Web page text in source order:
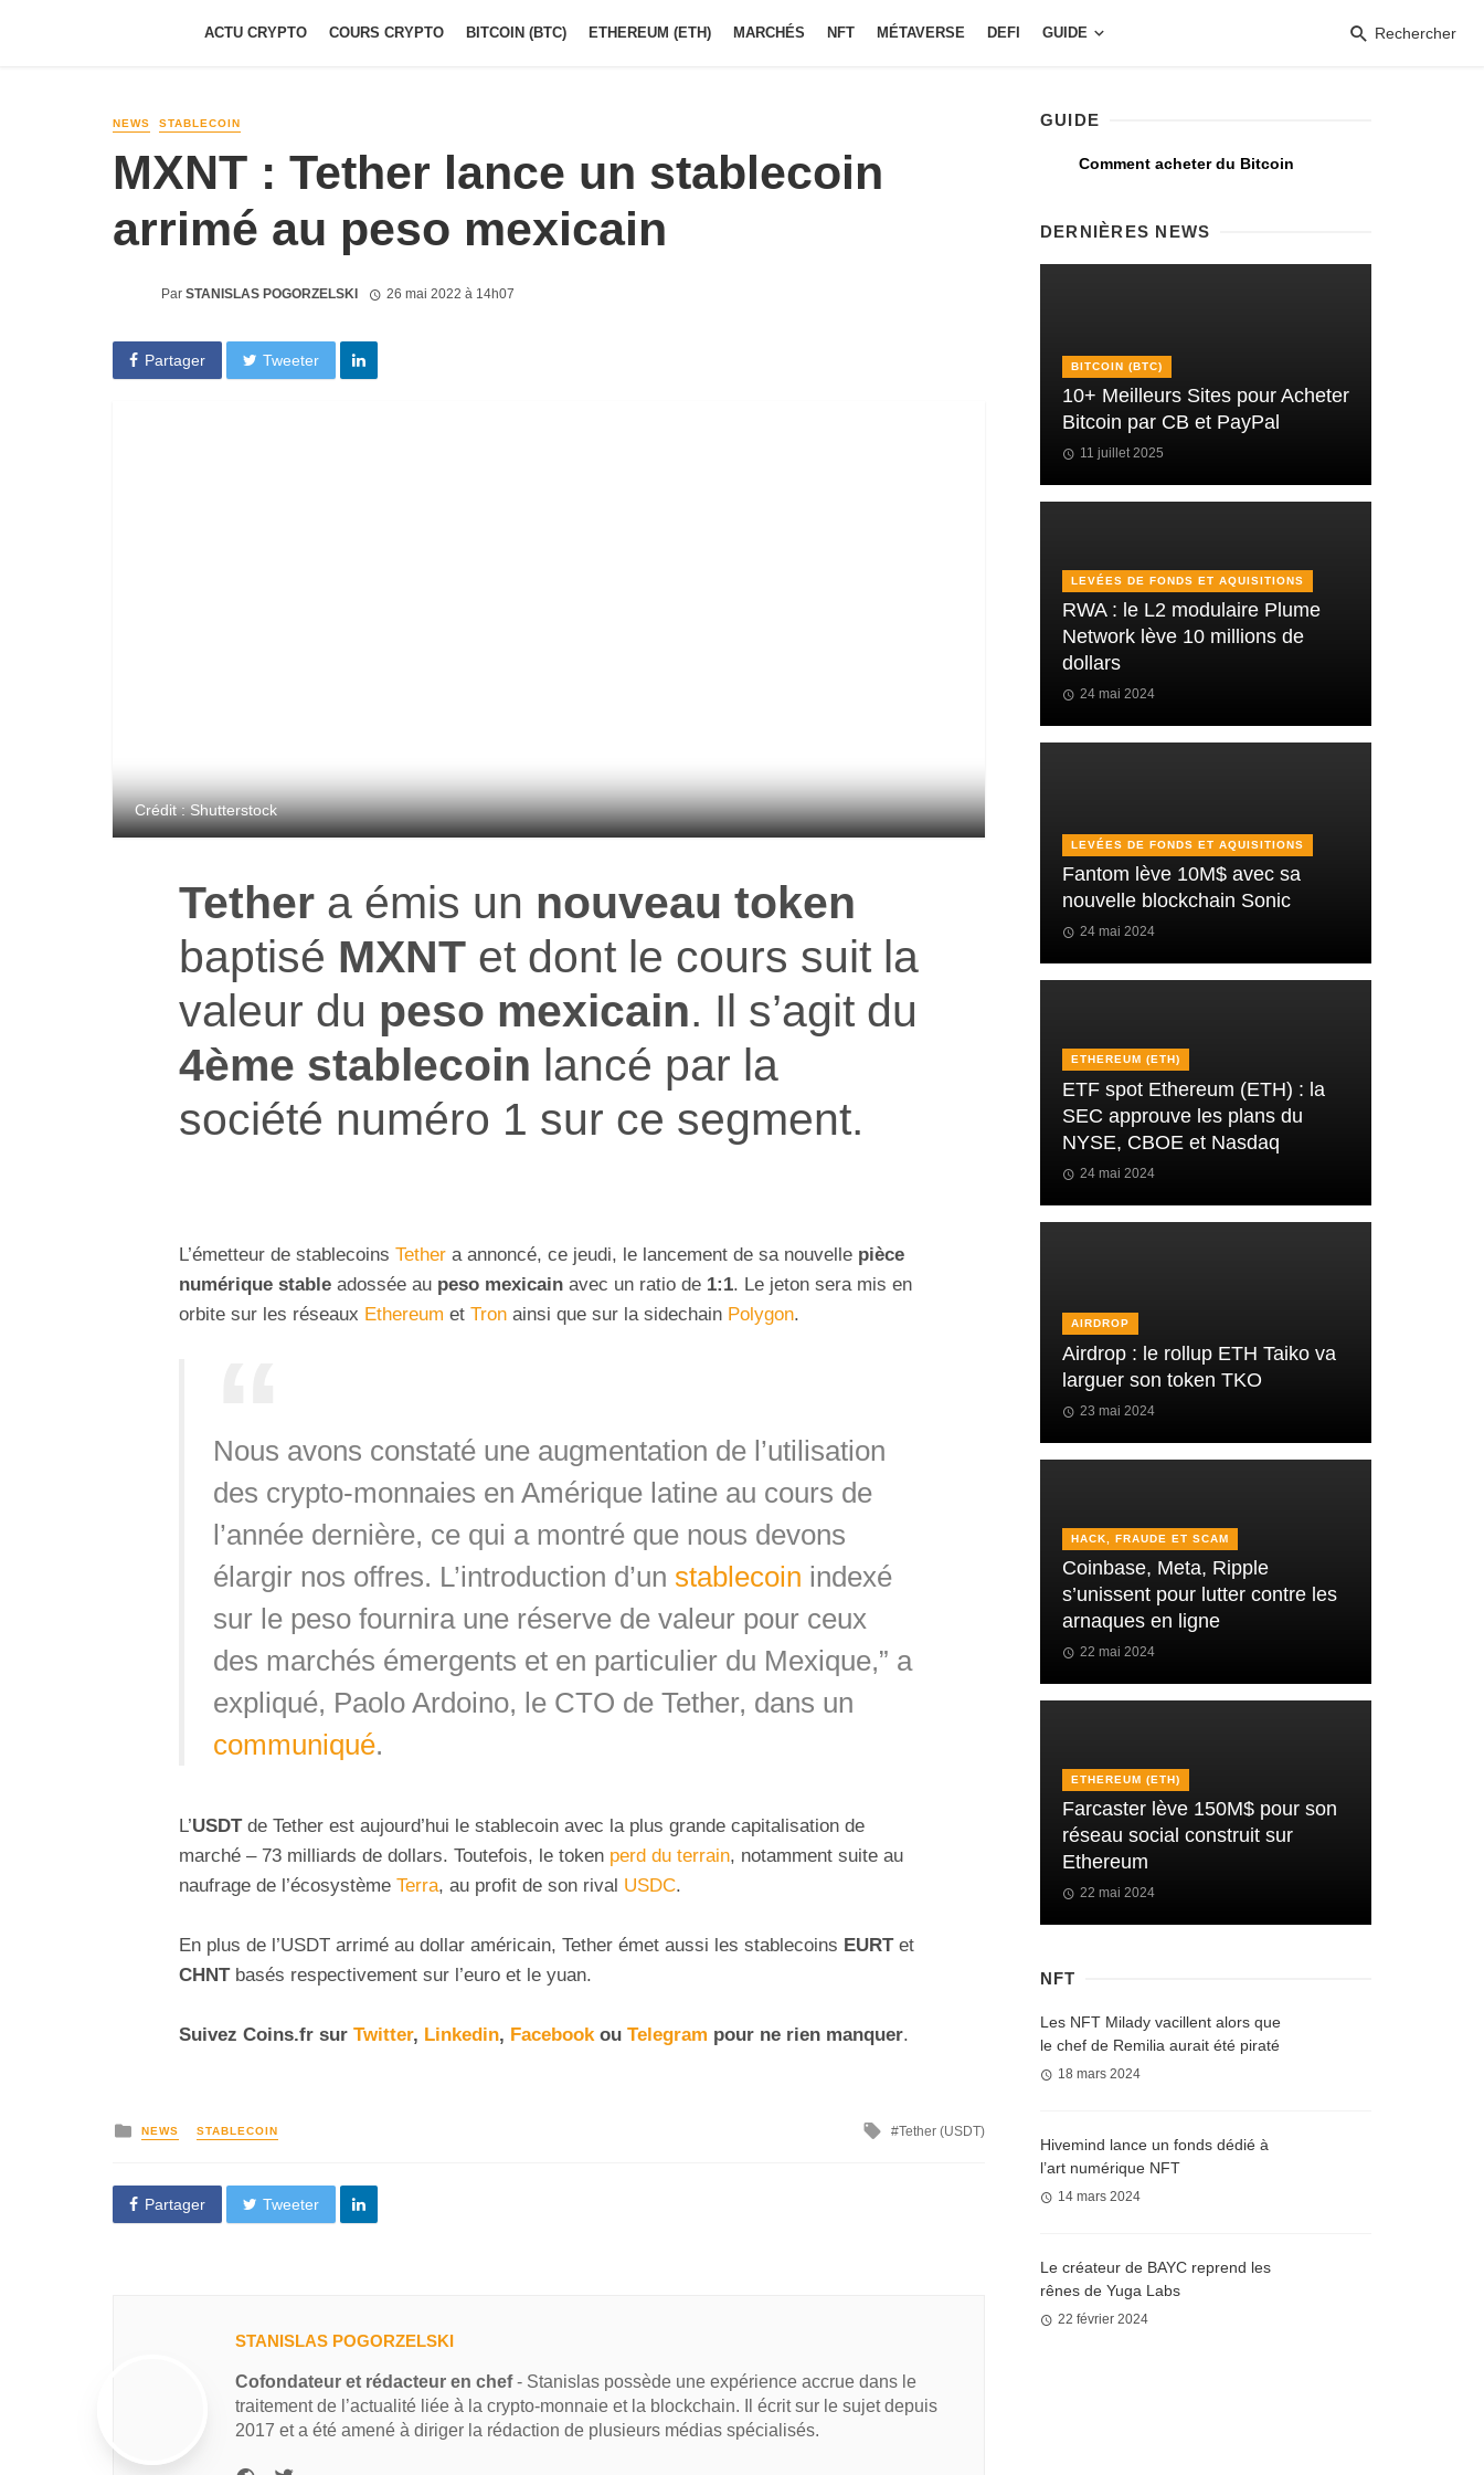
ACTU CRYPTO COURS CRYPTO BITCOIN (BTC) ETHEREUM (ETH) MARCHÉS NFT MÉTAVERSE DEFI GUIDE Rechercher
NEWS STABLECOIN
MXNT : Tether lance un stablecoin
arrimé au peso mexicain
Par STANISLAS POGORZELSKI 26 mai 2022 à 14h07
Partager Tweeter
Crédit : Shutterstock
Tether a émis un nouveau token
baptisé MXNT et dont le cours suit la
valeur du peso mexicain. Il s’agit du
4ème stablecoin lancé par la
société numéro 1 sur ce segment.
L’émetteur de stablecoins Tether a annoncé, ce jeudi, le lancement de sa nouvelle pièce
numérique stable adossée au peso mexicain avec un ratio de 1:1. Le jeton sera mis en
orbite sur les réseaux Ethereum et Tron ainsi que sur la sidechain Polygon.
Nous avons constaté une augmentation de l’utilisation
des crypto-monnaies en Amérique latine au cours de
l’année dernière, ce qui a montré que nous devons
élargir nos offres. L’introduction d’un stablecoin indexé
sur le peso fournira une réserve de valeur pour ceux
des marchés émergents et en particulier du Mexique,” a
expliqué, Paolo Ardoino, le CTO de Tether, dans un
communiqué.
L’USDTde Tether est aujourd’hui le stablecoin avec la plus grande capitalisation de
marché – 73 milliards de dollars. Toutefois, le token perd du terrain, notamment suite au
naufrage de l’écosystème Terra, au profit de son rival USDC.
En plus de l’USDT arrimé au dollar américain, Tether émet aussi les stablecoins EURTet
CHNTbasés respectivement sur l’euro et le yuan.
Suivez Coins.fr sur Twitter, Linkedin, Facebookou Telegram pour ne rien manquer.
NEWS STABLECOIN Tether (USDT)
Partager Tweeter
STANISLAS POGORZELSKI
Cofondateur et rédacteur en chef- Stanislas possède une expérience accrue dans le
traitement de l’actualité liée à la crypto-monnaie et la blockchain. Il écrit sur le sujet depuis
2017 et a été amené à diriger la rédaction de plusieurs médias spécialisés.
GUIDE
Comment acheter du Bitcoin
DERNIÈRES NEWS
BITCOIN (BTC)
10+ Meilleurs Sites pour Acheter
Bitcoin par CB et PayPal
11 juillet 2025
LEVÉES DE FONDS ET AQUISITIONS
RWA : le L2 modulaire Plume
Network lève 10 millions de
dollars
24 mai 2024
LEVÉES DE FONDS ET AQUISITIONS
Fantom lève 10M$ avec sa
nouvelle blockchain Sonic
24 mai 2024
ETHEREUM (ETH)
ETF spot Ethereum (ETH) : la
SEC approuve les plans du
NYSE, CBOE et Nasdaq
24 mai 2024
AIRDROP
Airdrop : le rollup ETH Taiko va
larguer son token TKO
23 mai 2024
HACK, FRAUDE ET SCAM
Coinbase, Meta, Ripple
s’unissent pour lutter contre les
arnaques en ligne
22 mai 2024
ETHEREUM (ETH)
Farcaster lève 150M$ pour son
réseau social construit sur
Ethereum
22 mai 2024
NFT
Les NFT Milady vacillent alors que
le chef de Remilia aurait été piraté
18 mars 2024
Hivemind lance un fonds dédié à
l’art numérique NFT
14 mars 2024
Le créateur de BAYC reprend les
rênes de Yuga Labs
22 février 2024